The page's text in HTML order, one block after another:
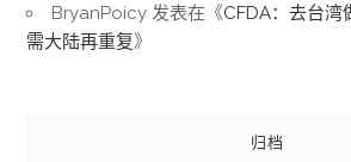
BryanPoicy 发表在《CFDA：去台湾
需大陆再重复》
归档